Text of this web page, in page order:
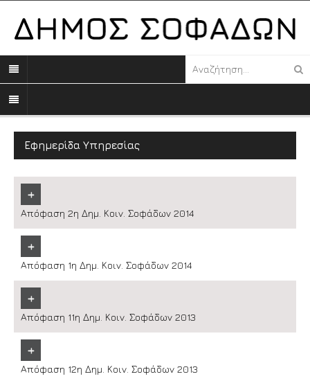
Εφημερίδα Υπηρεσίας
+
Απόφαση 2η Δημ. Κοιν. Σοφάδων 2014
+
Απόφαση 1η Δημ. Κοιν. Σοφάδων 2014
+
Απόφαση 11η Δημ. Κοιν. Σοφάδων 2013
+
Απόφαση 12η Δημ. Κοιν. Σοφάδων 2013